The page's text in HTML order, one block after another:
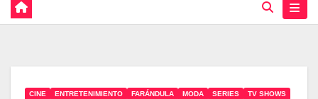
CINE ENTRETENIMIENTO FARÁNDULA MODA SERIES TV SHOWS